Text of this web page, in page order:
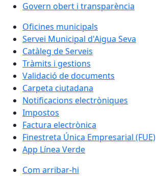
Govern obert i transparència
Oficines municipals
Servei Municipal d'Aigua Seva
Catàleg de Serveis
Tràmits i gestions
Validació de documents
Carpeta ciutadana
Notificacions electròniques
Impostos
Factura electrònica
Finestreta Única Empresarial (FUE)
App Línea Verde
Com arribar-hi